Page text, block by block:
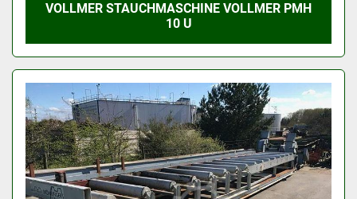
VOLLMER STAUCHMASCHINE VOLLMER PMH
10 U